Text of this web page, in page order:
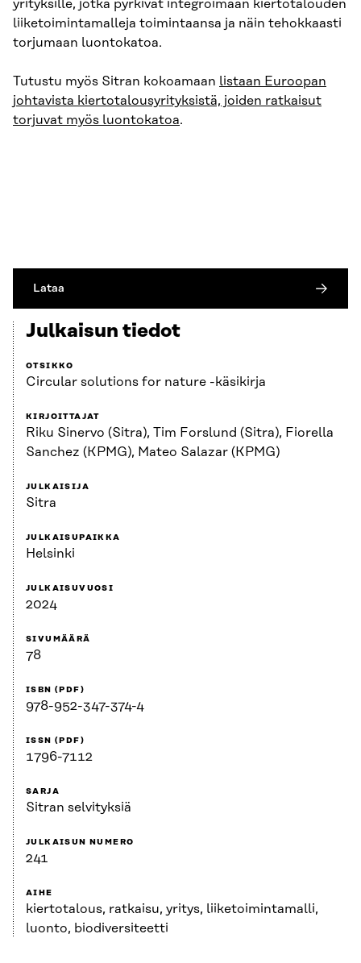
yrityksille, jotka pyrkivät integroimaan kiertotalouden
liiketoimintamalleja toimintaansa ja näin tehokkaasti
torjumaan luontokatoa.
Tutustu myös Sitran kokoamaan listaan Euroopan
johtavista kiertotalousyrityksistä, joiden ratkaisut
torjuvat myös luontokatoa.
Lataa
Julkaisun tiedot
OTSIKKO
Circular solutions for nature -käsikirja
KIRJOITTAJAT
Riku Sinervo (Sitra), Tim Forslund (Sitra), Fiorella
Sanchez (KPMG), Mateo Salazar (KPMG)
JULKAISIJA
Sitra
JULKAISUPAIKKA
Helsinki
JULKAISUVUOSI
2024
SIVUMÄÄRÄ
78
ISBN (PDF)
978-952-347-374-4
ISSN (PDF)
1796-7112
SARJA
Sitran selvityksiä
JULKAISUN NUMERO
241
AIHE
kiertotalous, ratkaisu, yritys, liiketoimintamalli,
luonto, biodiversiteetti